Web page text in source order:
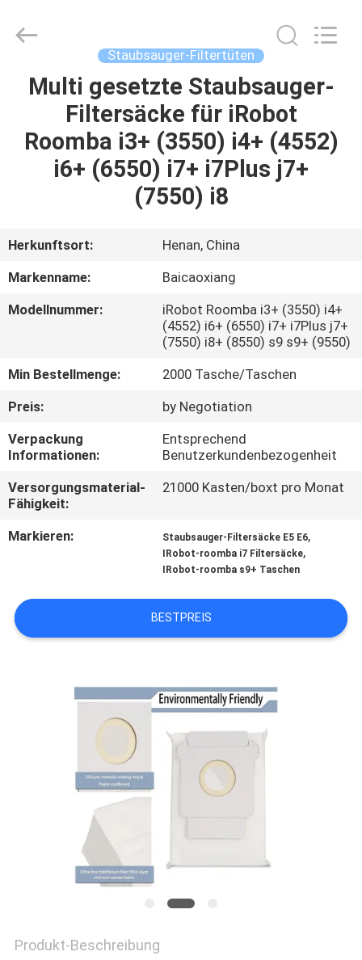
HAUS
PRODUKTE
FABRIK-
QUALITÄTSKONTROLLE
TRETEN
SIE
MIT
UNS
IN
VERBINDUNG
SIE
EIN
PRIVACY
POLICY
Rights
Staubsauger-Filtertüten
Multi gesetzte Staubsauger-
Filtersäcke für iRobot
Roomba i3+ (3550) i4+ (4552)
i6+ (6550) i7+ i7Plus j7+
(7550) i8
Herkunftsort:
Henan, China
Markenname:
Baicaoxiang
Modellnummer:
iRobot Roomba i3+ (3550) i4+
(4552) i6+ (6550) i7+ i7Plus j7+
(7550) i8+ (8550) s9 s9+ (9550)
Min Bestellmenge:
2000 Tasche/Taschen
Preis:
by Negotiation
Verpackung
Informationen:
Entsprechend
Benutzerkundenbezogenheit
Versorgungsmaterial-
Fähigkeit:
21000 Kasten/boxt pro Monat
Markieren: Staubsauger-Filtersäcke E5 E6,
IRobot-roomba i7 Filtersäcke,
IRobot-roomba s9+ Taschen
BESTPREIS
Produkt-Beschreibung